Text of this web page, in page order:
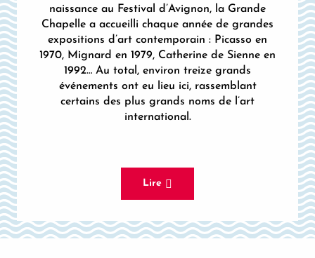
naissance au Festival d’Avignon, la Grande
Chapelle a accueilli chaque année de grandes
expositions d’art contemporain : Picasso en
1970, Mignard en 1979, Catherine de Sienne en
1992… Au total, environ treize grands
événements ont eu lieu ici, rassemblant
certains des plus grands noms de l’art
international.
Lire